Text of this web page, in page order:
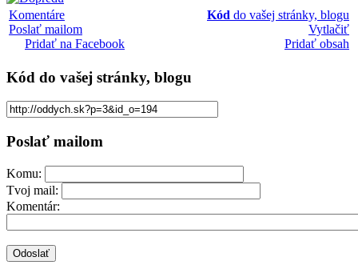
Komentáre
Poslať mailom
Pridať na Facebook
Kód do vašej stránky, blogu
Vytlačiť
Pridať obsah
Kód do vašej stránky, blogu
Poslať mailom
Komu:
Tvoj mail:
Komentár: